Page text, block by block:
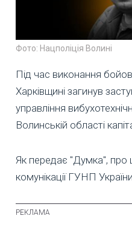
Фото: Нацполіція Волині
Під час виконання
Харківщині загинув
управління
Волинській області
Як передає "Думка", про
комунікації ГУНП